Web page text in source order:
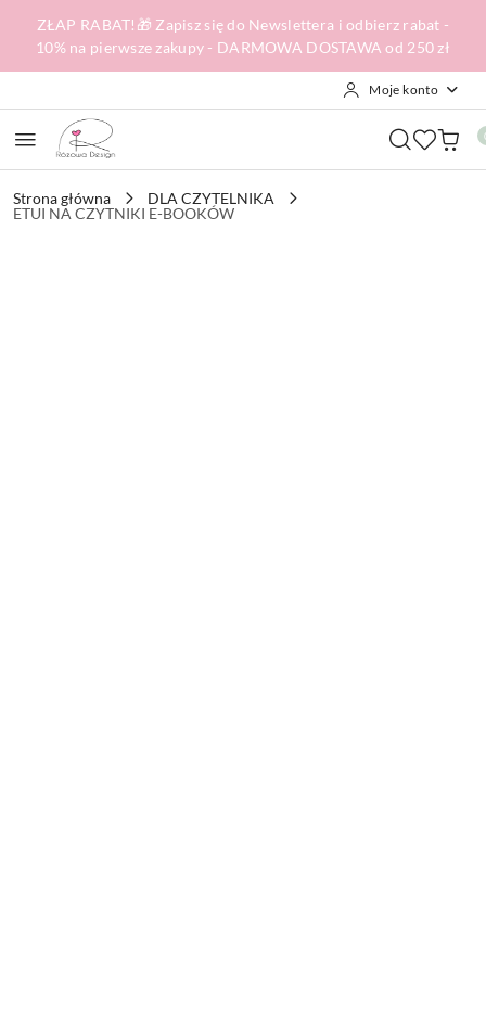
Przejdź do treści głównej
Przejdź do wyszukiwarki
Przejdź do moje konto
Przejdź do menu głównego
Przejdź do opisu produktu
Przejdź do stopki
ZŁAP RABAT!🎁 Zapisz się do Newslettera i odbierz rabat -
10% na pierwsze zakupy - DARMOWA DOSTAWA od 250 zł
Moje konto
Strona główna
DLA CZYTELNIKA
ETUI NA CZYTNIKI E-BOOKÓW